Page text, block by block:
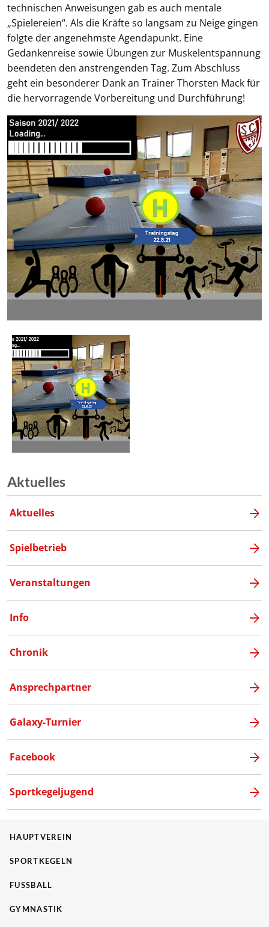
technischen Anweisungen gab es auch mentale
„Spielereien“. Als die Kräfte so langsam zu Neige gingen
folgte der angenehmste Agendapunkt. Eine
Gedankenreise sowie Übungen zur Muskelentspannung
beendeten den anstrengenden Tag. Zum Abschluss
geht ein besonderer Dank an Trainer Thorsten Mack für
die hervorragende Vorbereitung und Durchführung!
Aktuelles
Aktuelles
Spielbetrieb
Veranstaltungen
Info
Chronik
Ansprechpartner
Galaxy-Turnier
Facebook
Sportkegeljugend
HAUPTVEREIN
SPORTKEGELN
FUSSBALL
GYMNASTIK